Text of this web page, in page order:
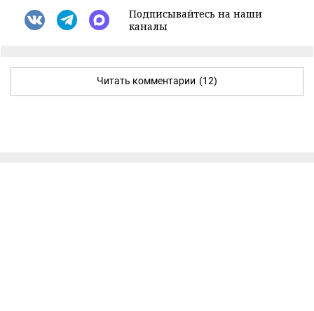
Подписывайтесь на наши
каналы
Читать комментарии (12)